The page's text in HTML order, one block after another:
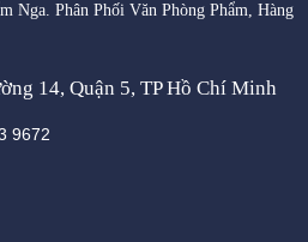
Nga. Phân Phối Văn Phòng Phẩm, Hàng
14, Quận 5, TP Hồ Chí Minh
9672